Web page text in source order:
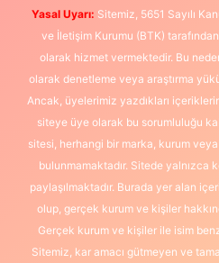
Yasal Uyarı: Sitemiz, 5651 Sayılı
ve İletişim Kurumu (BTK)
olarak hizmet vermektedir. Bu
olarak denetleme veya araştırma
Ancak, üyelerimiz yazdıkları
siteye üye olarak bu sorumluluğu
sitesi, herhangi bir marka, kurum veya
bulunmamaktadır. Sitede yalnızca
paylaşılmaktadır. Burada yer alan
olup, gerçek kurum ve kişiler
Gerçek kurum ve kişiler ile isim
Sitemiz, kar amacı gütmeyen ve